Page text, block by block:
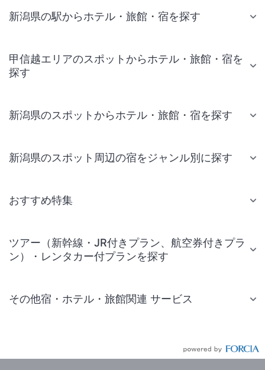
新潟県の駅からホテル・旅館・宿を探す
甲信越エリアのスポットからホテル・旅館・宿を
探す
新潟県のスポットからホテル・旅館・宿を探す
新潟県のスポット周辺の宿をジャンル別に探す
おすすめ特集
ツアー（新幹線・JR付きプラン、航空券付きプラ
ン）・レンタカー付プランを探す
その他宿・ホテル・旅館関連 サービス